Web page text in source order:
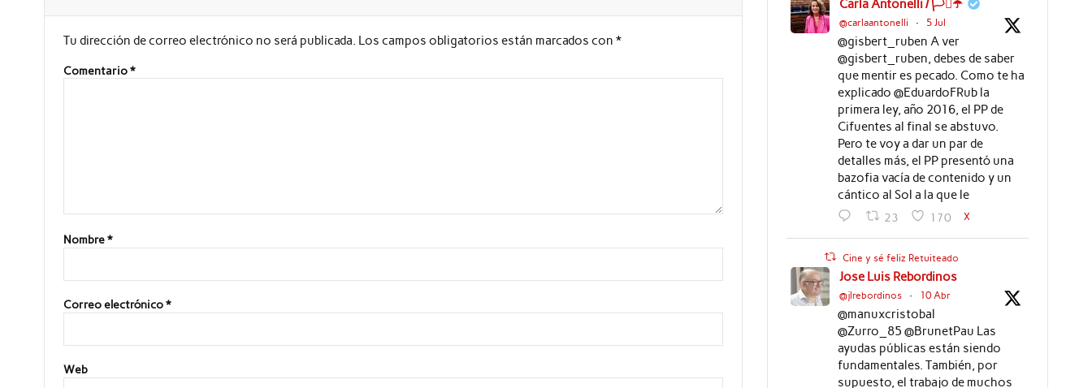
Tu dirección de correo electrónico no será publicada. Los campos obligatorios están marcados con *
Comentario*
Nombre*
Correo electrónico*
Web
Carla Antonelli / 🏳️‍⚧️☂️
@carlaantonelli · 5 Jul
@gisbert_ruben A ver
@gisbert_ruben, debes de saber
que mentir es pecado. Como te ha
explicado @EduardoFRub la
primera ley, año 2016, el PP de
Cifuentes al final se abstuvo.
Pero te voy a dar un par de
detalles más, el PP presentó una
bazofia vacía de contenido y un
cántico al Sol a la que le
23 170 X
Cine y sé feliz Retuiteado
Jose Luis Rebordinos
@jlrebordinos · 10 Abr
@manuxcristobal
@Zurro_85 @BrunetPau Las
ayudas públicas están siendo
fundamentales. También, por
supuesto, el trabajo de muchos